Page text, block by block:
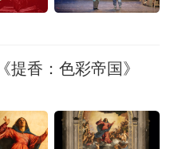
提香：色彩帝国》